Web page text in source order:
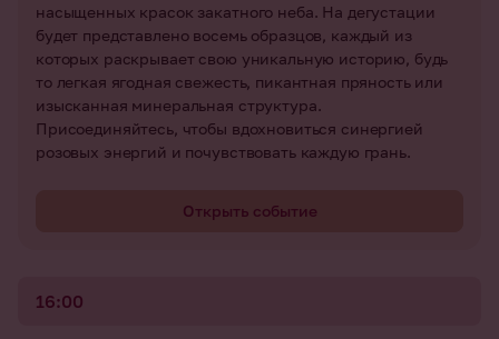
насыщенных красок закатного неба. На дегустации
будет представлено восемь образцов, каждый из
которых раскрывает свою уникальную историю, будь
то легкая ягодная свежесть, пикантная пряность или
изысканная минеральная структура.
Присоединяйтесь, чтобы вдохновиться синергией
розовых энергий и почувствовать каждую грань.
Открыть событие
16:00